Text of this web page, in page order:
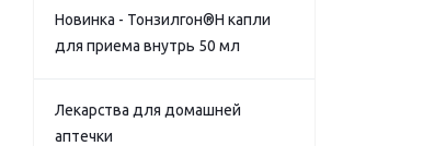
Новинка - Тонзилгон®Н капли
для приема внутрь 50 мл
Лекарства для домашней
аптечки